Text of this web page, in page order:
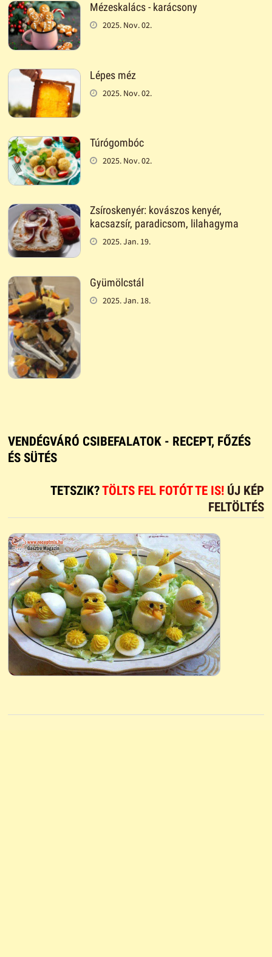
Mézeskalács - karácsony
2025. Nov. 02.
Lépes méz
2025. Nov. 02.
Túrógombóc
2025. Nov. 02.
Zsíroskenyér: kovászos kenyér,
kacsazsír, paradicsom, lilahagyma
2025. Jan. 19.
Gyümölcstál
2025. Jan. 18.
VENDÉGVÁRÓ CSIBEFALATOK - RECEPT, FŐZÉS
ÉS SÜTÉS
TETSZIK?TÖLTS FEL FOTÓT TE IS! ÚJ KÉP
FELTÖLTÉS